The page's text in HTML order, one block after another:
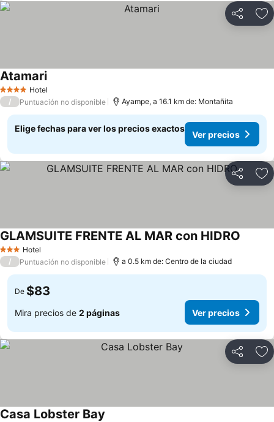
Compartir
4 EstrellasHotel
AtamariVer precios
/ Puntuación no disponible Ayampe, a 16.1 km de: Montañita
Elige fechas para ver los precios exactos
Ver precios
Compartir
3 Estrellas
Hotel
GLAMSUITE FRENTE AL MAR con HIDRO
/ Puntuación no disponible a 0.5 km de: Centro de la ciudad
De $83
Mira precios de 2 páginas Ver precios
Compartir
Casa Lobster Bay